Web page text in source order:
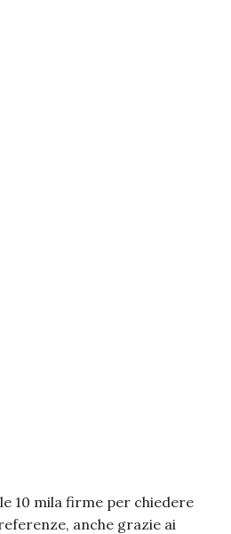
10 mila firme per chiedere
anche grazie ai